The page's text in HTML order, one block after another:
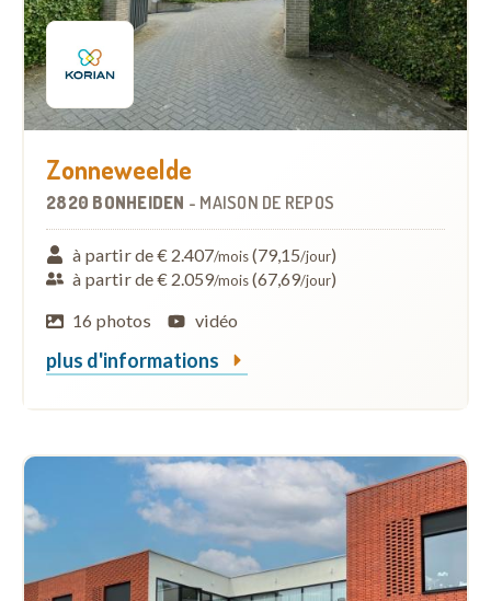
Zonneweelde
2820 BONHEIDEN - MAISON DE REPOS
à partir de € 2.407/mois(79,15/jour)
à partir de € 2.059/mois(67,69/jour)
16 photos
vidéo
plus d'informations